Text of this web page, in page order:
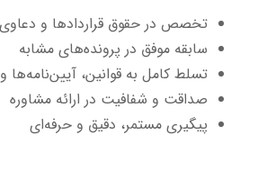
تخصص در حقوق قراردادها و
سابقه موفق در پرونده‌های مشابه
تسلط کامل به قوانین، آیین‌نامه‌ها
صداقت و شفافیت در ارائه مشاوره
پیگیری مستمر، دقیق و حرفه‌ای